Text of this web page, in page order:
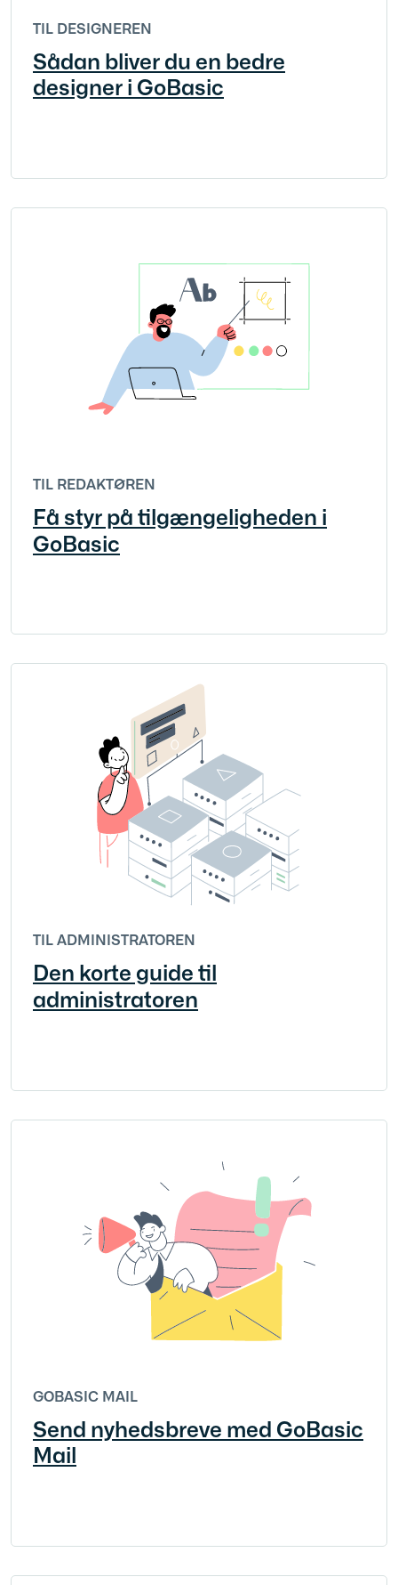
TIL DESIGNEREN
Sådan bliver du en bedre
designer i GoBasic
TIL REDAKTØREN
Få styr på tilgængeligheden i
GoBasic
TIL ADMINISTRATOREN
Den korte guide til
administratoren
GOBASIC MAIL
Send nyhedsbreve med GoBasic
Mail